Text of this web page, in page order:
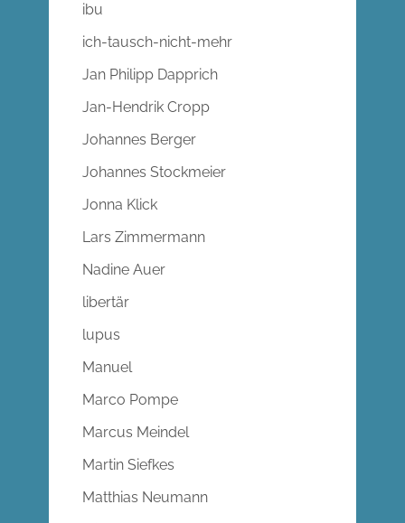
ibu
ich-tausch-nicht-mehr
Jan Philipp Dapprich
Jan-Hendrik Cropp
Johannes Berger
Johannes Stockmeier
Jonna Klick
Lars Zimmermann
Nadine Auer
libertär
lupus
Manuel
Marco Pompe
Marcus Meindel
Martin Siefkes
Matthias Neumann